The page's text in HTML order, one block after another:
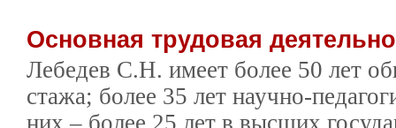
Основная трудовая
Лебедев С.Н. имеет более 50 лет
стажа; более 35 лет научно-
них – более 25 лет в высших